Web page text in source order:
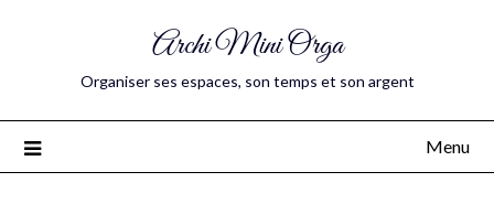
Archi Mini Orga
Organiser ses espaces, son temps et son argent
Menu